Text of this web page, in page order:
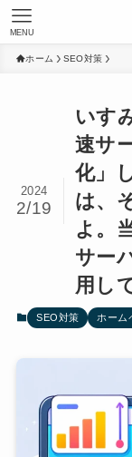
MENU
ホーム SEO対策
いす
速サ
化」
は、
よ。
サー
用し
2024
2/19
SEO対策 ホーム